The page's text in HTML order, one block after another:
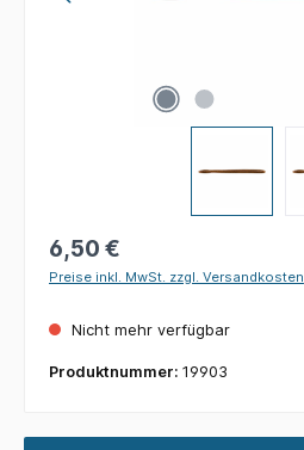
6,50 €
Preise inkl. MwSt. zzgl. Versandkosten
Nicht mehr verfügbar
Produktnummer: 19903